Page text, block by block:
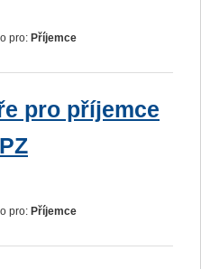
pro: Příjemce
pro příjemce
pro: Příjemce